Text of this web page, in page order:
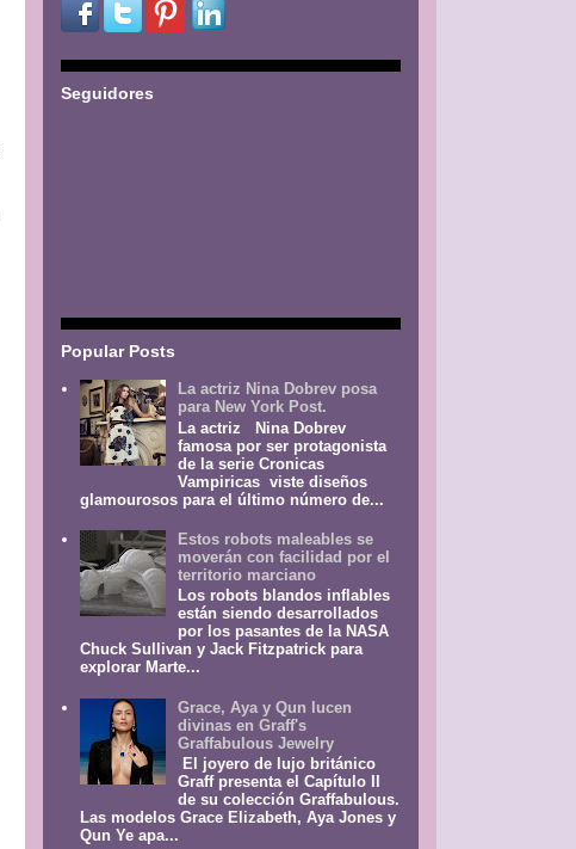
Seguidores
Popular Posts
La actriz Nina Dobrev posa
para New York Post.
La actriz Nina Dobrev
famosa por ser protagonista
de la serie Cronicas
Vampiricas viste diseños
glamourosos para el último número de...
Estos robots maleables se
moverán con facilidad por el
territorio marciano
Los robots blandos inflables
están siendo desarrollados
por los pasantes de la NASA
Chuck Sullivan y Jack Fitzpatrick para
explorar Marte...
Grace, Aya y Qun lucen
divinas en Graff's
Graffabulous Jewelry
El joyero de lujo británico
Graff presenta el Capítulo II
de su colección Graffabulous.
Las modelos Grace Elizabeth, Aya Jones y
Qun Ye apa...